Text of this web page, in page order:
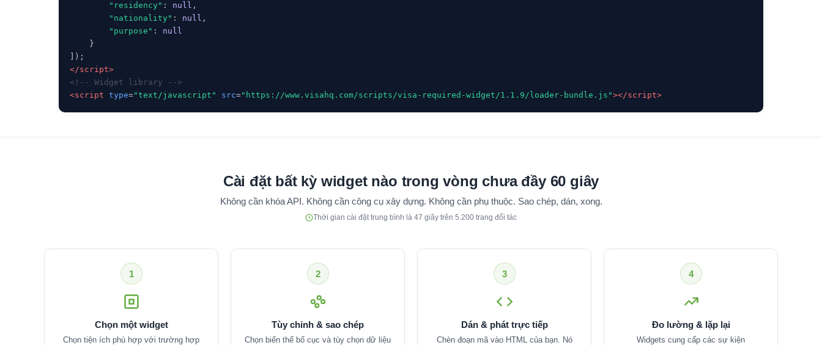
"residency" : null ,
"nationality" : null ,
"purpose" : null
    }
</script>
<!-- Widget library -->
<script type="text/javascript" src="https://www.visahq.com/scripts/visa-required-widget/1.1.9/loader-bundle.js"></script>
Cài đặt bất kỳ widget nào trong vòng chưa đầy 60 giây
Không cần khóa API. Không cần công cụ xây dựng. Không cần phụ thuộc. Sao chép, dán, xong.
Thời gian cài đặt trung bình là 47 giây trên 5.200 trang đối tác
1
Chọn một widget
Chọn tiện ích phù hợp với trường hợp
2
Tùy chỉnh & sao chép
Chọn biến thể bố cục và tùy chọn dữ liệu
3
Dán & phát trực tiếp
Chèn đoạn mã vào HTML của bạn. Nó
4
Đo lường & lặp lại
Widgets cung cấp các sự kiện